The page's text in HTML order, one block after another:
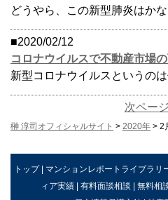
どうやら、この新型肺炎はか
■2020/02/12
コロナウイルスで不動産市場
新型コロナウイルスというの
次ペー
榊 淳司オフィシャルサイト > 2020年 > 2
トップ| マンションレポートライブラリ
ィア実績| 有料面談相談 | 無料相